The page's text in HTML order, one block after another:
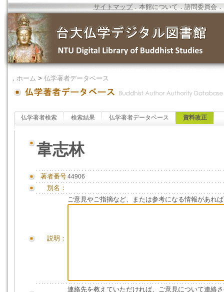
サイトマップ．本館について ．諮問委員会 ．
． ホーム > 仏学著者データベース
仏学著者検索 検索結果 仏学著者データベース 資料改正
韋志林
著者番号44906
別名：
説明：
ご意見やご指摘など、または参考になる情報があれ
連絡先を教えていただければ、ご意見について連絡